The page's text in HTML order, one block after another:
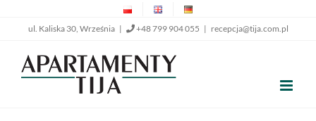
zawartości
ul. Kaliska 30, Września | +48 799 904 055 | recepcja@tija.com.pl